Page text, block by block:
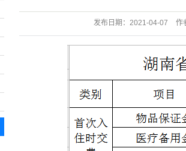
中心环境
康复辅具
康复治疗
发布日期： 2021-04-07 作